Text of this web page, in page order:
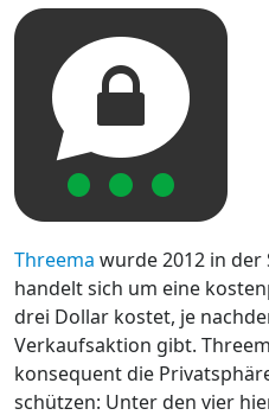
Threema wurde 2012 in der
handelt sich um eine
drei Dollar kostet, je
Verkaufsaktion gibt.
konsequent die
schützen: Unter den vier